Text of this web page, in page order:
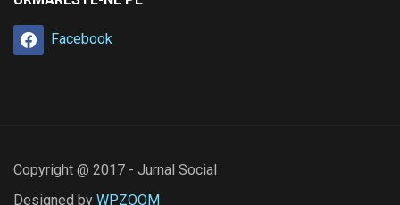
Facebook
Copyright @ 2017 - Jurnal Social
Designed by WPZOOM